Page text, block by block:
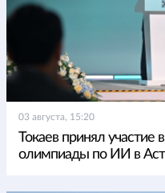
03 августа, 15:20
Токаев принял
олимпиады по ИИ в